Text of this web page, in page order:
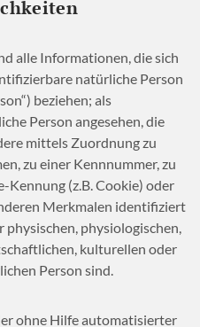
alle Informationen, die sich
natürliche Person
beziehen; als
Person angesehen, die
mittels Zuordnung zu
zu einer Kennnummer, zu
(z.B. Cookie) oder
Merkmalen identifiziert
physischen, physiologischen,
kulturellen oder
Person sind.
ohne Hilfe automatisierter